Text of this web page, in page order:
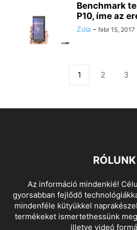
Benchmark
P10, íme az
Zola - febr 15, 2017
1 2 3
RÓLUNK
Az információ mindenkié!
gyorsabban fejlődő
mindenféle kütyükkel
termékeket ismertethessünk
illetve videó